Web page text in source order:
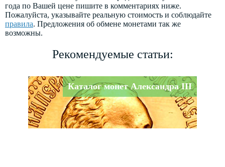
года по Вашей цене пишите в комментариях ниже.
Пожалуйста, указывайте реальную стоимость и соблюдайте
правила. Предложения об обмене монетами так же
возможны.
Рекомендуемые статьи:
Каталог монет Александра III